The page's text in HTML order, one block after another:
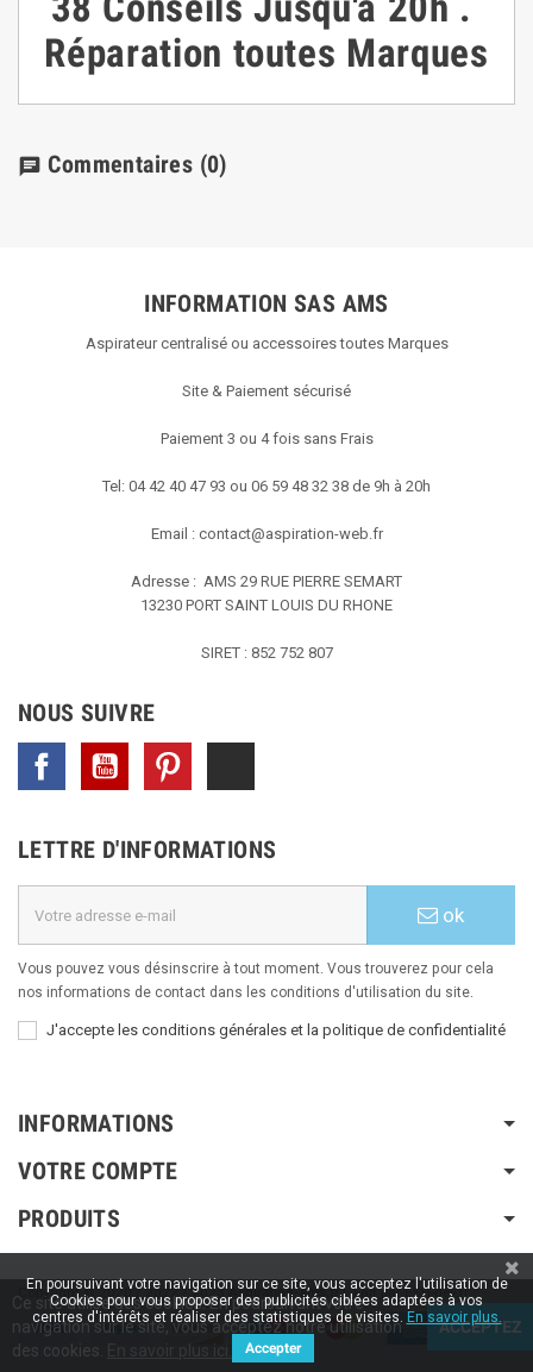
Réparation toutes Marques
chat Commentaires (0)
INFORMATION SAS AMS
Aspirateur centralisé ou accessoires toutes Marques
Site & Paiement sécurisé
Paiement 3 ou 4 fois sans Frais
Tel: 04 42 40 47 93 ou 06 59 48 32 38 de 9h à 20h
Email : contact@aspiration-web.fr
Adresse : AMS 29 RUE PIERRE SEMART
13230 PORT SAINT LOUIS DU RHONE
SIRET : 852 752 807
NOUS SUIVRE
Facebook YouTube
LETTRE D'INFORMATIONS
ok
Vous pouvez vous désinscrire à tout moment. Vous trouverez pour cela
nos informations de contact dans les conditions d'utilisation du site.
J'accepte les conditions générales et la politique de confidentialité
INFORMATIONS
VOTRE COMPTE
PRODUITS
Copyright © 2020 / 2022 / 2023Aspiration-ams.fr| Fait par ESH-dev.fr
Ce site utilise des cookies. En poursuivant votre
navigation sur le site, vous acceptez notre utilisation
des cookies.
En savoir plus ici.
ACCEPTEZ
En poursuivant votre navigation sur ce site, vous acceptez l'utilisation de
Cookies pour vous proposer des publicités ciblées adaptées à vos
centres d'intérêts et réaliser des statistiques de visites. En savoir plus.
Accepter